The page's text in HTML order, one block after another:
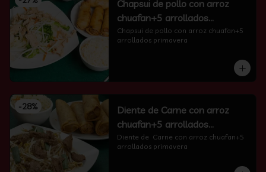
Chapsui de pollo con arroz
chuafan+5 arrollados
primavera
Chapsui de pollo con arroz chuafan+5
arrollados primavera
-28%
Diente de Carne con arroz
chuafan+5 arrollados
primavera
Diente de  Carne con arroz chuafan+5
arrollados primavera